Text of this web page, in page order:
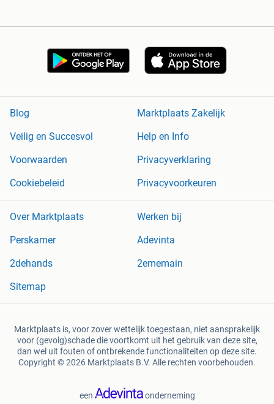
Blog
Marktplaats Zakelijk
Veilig en Succesvol
Help en Info
Voorwaarden
Privacyverklaring
Cookiebeleid
Privacyvoorkeuren
Over Marktplaats
Werken bij
Perskamer
Adevinta
2dehands
2ememain
Sitemap
Marktplaats is, voor zover wettelijk toegestaan, niet aansprakelijk
voor (gevolg)schade die voortkomt uit het gebruik van deze site,
dan wel uit fouten of ontbrekende functionaliteiten op deze site.
Copyright © 2026 Marktplaats B.V. Alle rechten voorbehouden.
een onderneming